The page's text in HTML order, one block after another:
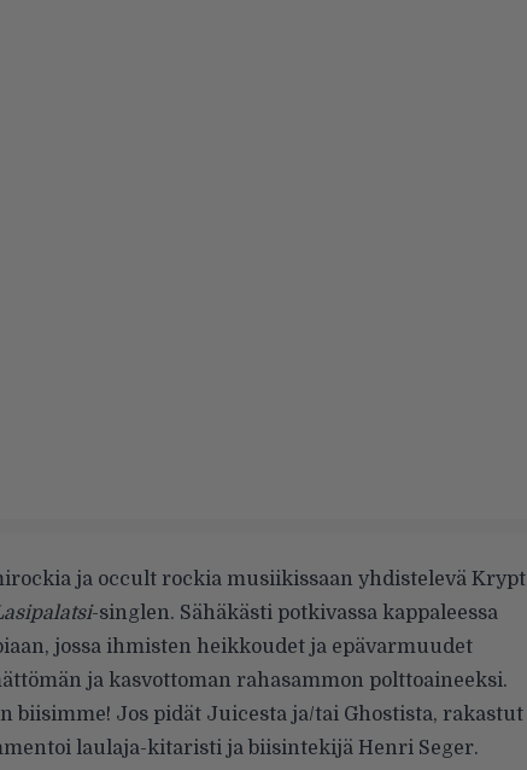
ja occult rockia musiikissaan yhdistelevä
-singlen. Sähäkästi potkivassa kappaleessa
jossa ihmisten heikkoudet ja epävarmuudet
ja kasvottoman rahasammon polttoaineeksi.
biisimme! Jos pidät Juicesta ja/tai Ghostista, rakastut
laulaja-kitaristi ja biisintekijä Henri Seger.